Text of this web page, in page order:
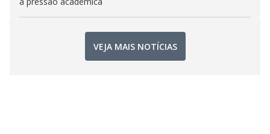
VEJA MAIS NOTÍCIAS